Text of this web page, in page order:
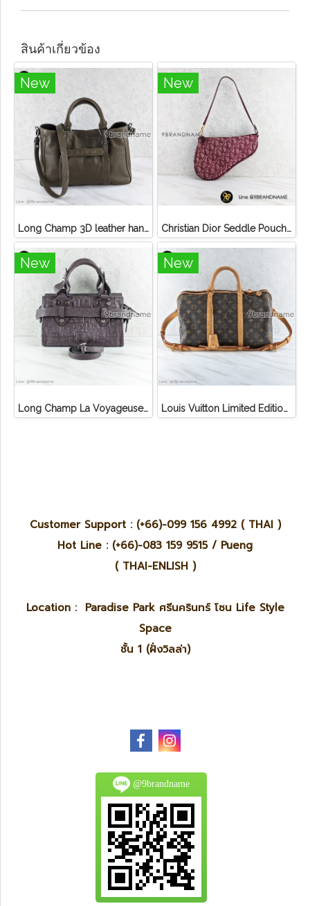
สินค้าเกี่ยวข้อง
New
Long Champ 3D leather handbag
New
Christian Dior Seddle Pouch Accessory Hand Bag
New
Long Champ La Voyageuse Bag Leather
New
Louis Vuitton Limited Edition Monogram Canvas Sofia Coppola SC Bag
Customer Support : (+66)-099 156 4992 ( THAI )
Hot Line : (+66)-083 159 9515 / Pueng
( THAI-ENLISH )
Location : Paradise Park ศรีนครินทร์ โซน Life Style
Space
ชั้น 1 (ฝั่งวิลล่า)
@9brandname